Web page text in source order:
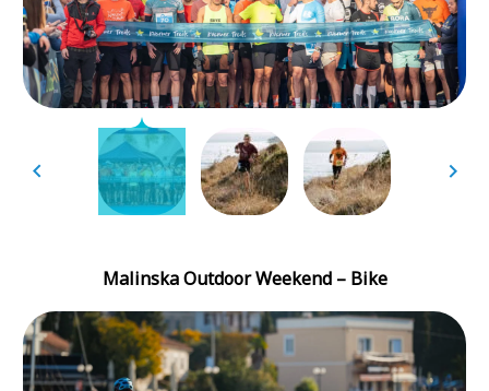
Malinska Outdoor Weekend – Bike